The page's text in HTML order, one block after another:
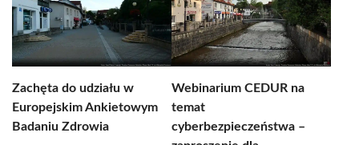
Zachęta do udziału w
Europejskim Ankietowym
Badaniu Zdrowia
Webinarium CEDUR na
temat
cyberbezpieczeństwa –